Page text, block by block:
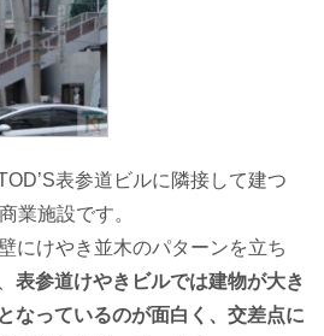
表参道ビルに隣接して建つ
業施設です。
にけやき並木のパターンを立ち
表参道けやきビルでは建物が大き
なっているのが面白く、交差点に